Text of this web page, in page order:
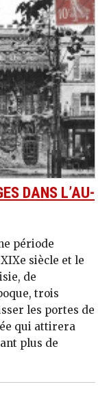
DANS L’AU-
période
siècle et le
de
trois
les portes de
qui attirera
plus de